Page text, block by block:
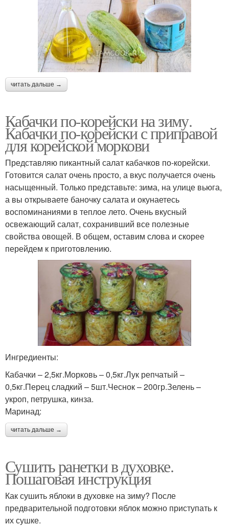
читать дальше →
Кабачки по-корейски на зиму.
Кабачки по-корейски с приправой
для корейской моркови
Представляю пикантный салат кабачков по-корейски.
Готовится салат очень просто, а вкус получается очень
насыщенный. Только представьте: зима, на улице вьюга,
а вы открываете баночку салата и окунаетесь
воспоминаниями в теплое лето. Очень вкусный
освежающий салат, сохранивший все полезные
свойства овощей. В общем, оставим слова и скорее
перейдем к приготовлению.
Ингредиенты:
Кабачки – 2,5кг.Морковь – 0,5кг.Лук репчатый –
0,5кг.Перец сладкий – 5шт.Чеснок – 200гр.Зелень –
укроп, петрушка, кинза.
Маринад:
читать дальше →
Сушить ранетки в духовке.
Пошаговая инструкция
Как сушить яблоки в духовке на зиму? После
предварительной подготовки яблок можно приступать к
их сушке.